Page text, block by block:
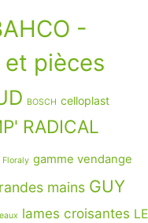
-
pièces
BOSCH celloplast
RADICAL
Floraly gamme vendange
mains GUY
lames croisantes LE